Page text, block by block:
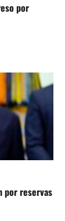
por
por reservas